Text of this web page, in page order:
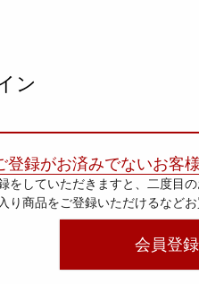
ン
登録がお済みでないお客様
をしていただきますと、二度目
り商品をご登録いただけるなどお
会員登録